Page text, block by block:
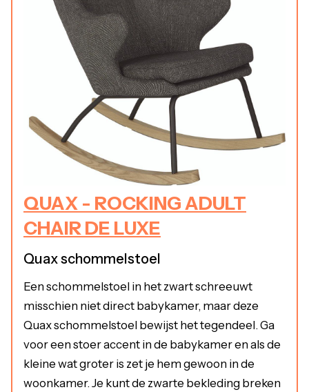
QUAX - ROCKING ADULT
CHAIR DE LUXE
Quax schommelstoel
Een schommelstoel in het zwart schreeuwt
misschien niet direct babykamer, maar deze
Quax schommelstoel bewijst het tegendeel. Ga
voor een stoer accent in de babykamer en als de
kleine wat groter is zet je hem gewoon in de
woonkamer. Je kunt de zwarte bekleding breken